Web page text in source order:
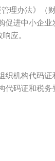
理办法》（
进中小企
应。
机构代码
码证和税